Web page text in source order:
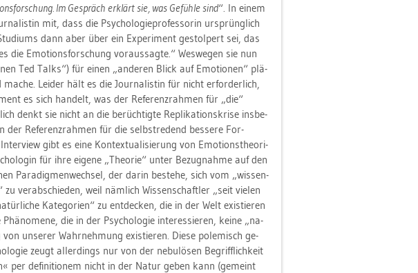
Im Ge­spräch er­klärt sie, was Ge­füh­le sind“. In einem
mit, dass die Psy­cho­lo­gie­pro­fes­so­rin ur­sprüng­lich
dann aber über ein Ex­pe­ri­ment ge­stol­pert sei, das
die Emo­ti­ons­for­schung vor­aus­sag­te.“ Wes­we­gen sie nun
Ted Talks“) für einen „an­de­ren Blick auf Emo­tio­nen“ plä­
Lei­der hält es die Jour­na­lis­tin für nicht er­for­der­lich,
es sich han­delt, was der Re­fe­renz­rah­men für „die“
denkt sie nicht an die be­rüch­tig­te Re­pli­ka­ti­ons­kri­se ins­be­
der Re­fe­renz­rah­men für die selbst­re­dend bes­se­re For­
gibt es eine Kon­textua­li­sie­rung von Emo­ti­ons­theo­ri­
für ihre ei­ge­ne „Theo­rie“ unter Be­zug­nah­me auf den
Pa­ra­dig­men­wech­sel, der darin be­ste­he, sich vom „wis­sen­
ver­ab­schie­den, weil näm­lich Wis­sen­schaft­ler „seit vie­len
Ka­te­go­ri­en“ zu ent­de­cken, die in der Welt exis­tie­ren
die in der Psy­cho­lo­gie in­ter­es­sie­ren, keine „na­
un­se­rer Wahr­neh­mung exis­tie­ren. Diese po­le­misch ge­
zeugt al­ler­dings nur von der ne­bu­lö­sen Be­griff­lich­keit
per de­fi­ni­tio­nem nicht in der Natur geben kann (ge­meint